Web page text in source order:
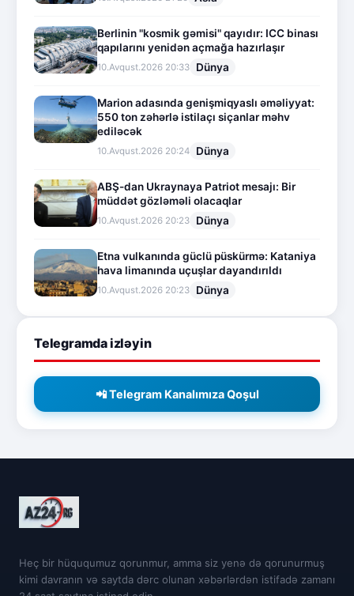
Berlinin "kosmik gəmisi" qayıdır: ICC binası
qapılarını yenidən açmağa hazırlaşır
10.Avqust.2026 20:33 Dünya
Marion adasında genişmiqyaslı əməliyyat:
550 ton zəhərlə istilaçı siçanlar məhv
ediləcək
10.Avqust.2026 20:24 Dünya
ABŞ-dan Ukraynaya Patriot mesajı: Bir
müddət gözləməli olacaqlar
10.Avqust.2026 20:23 Dünya
Etna vulkanında güclü püskürmə: Kataniya
hava limanında uçuşlar dayandırıldı
10.Avqust.2026 20:23 Dünya
Telegramda izləyin
📲 Telegram Kanalımıza Qoşul
Heç bir hüququmuz qorunmur, amma siz yenə də qorunurmuş
kimi davranın və saytda dərc olunan xəbərlərdən istifadə zamanı